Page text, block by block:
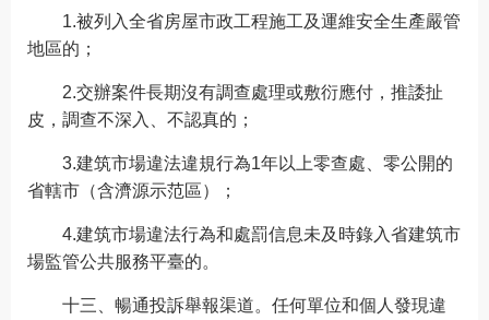
1.被列入全省房屋市政工程施工及運維安全生產嚴管
地區的；
2.交辦案件長期沒有調查處理或敷衍應付，推諉扯
皮，調查不深入、不認真的；
3.建筑市場違法違規行為1年以上零查處、零公開的
省轄市（含濟源示范區）；
4.建筑市場違法行為和處罰信息未及時錄入省建筑市
場監管公共服務平臺的。
十三、暢通投訴舉報渠道。任何單位和個人發現違